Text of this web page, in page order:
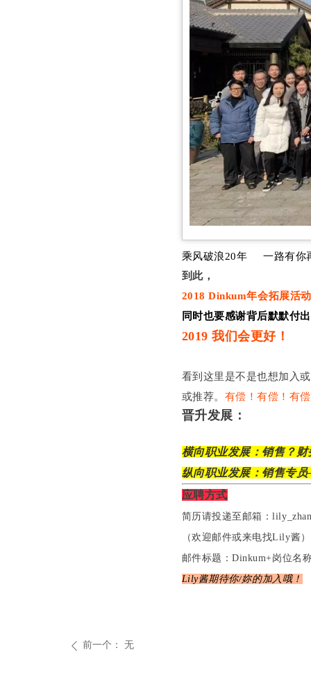
乘风破浪20年 一路有你
到此，
2018 Dinkum年会拓展活
同时也要感谢背后默默付
2019 我们会更好！
看到这里是不是也想加入
或推荐。 有偿！有偿！有
晋升发展：
横向职业发展：销售？
纵向职业发展：销售专
应聘方式
简历请投递至邮箱：
（欢迎邮件或来电找Lily酱）
邮件标题：Dinkum+岗位名
Lily酱期待你/妳的加入哦！
ꄴ 前一个： 无